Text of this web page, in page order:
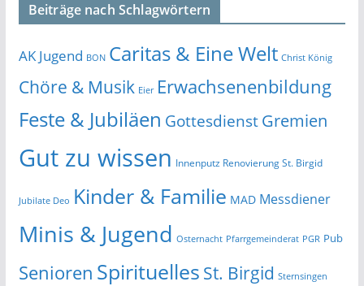
Beiträge nach Schlagwörtern
AK Jugend BON Caritas & Eine Welt Christ König
Chöre & Musik Eier Erwachsenenbildung
Feste & Jubiläen GottesdienstGremien
Gut zu wissen Innenputz Renovierung St. Birgid
Jubilate Deo Kinder & Familie MAD Messdiener
Minis & Jugend Osternacht Pfarrgemeinderat PGR Pub
Senioren Spirituelles St. Birgid Sternsingen